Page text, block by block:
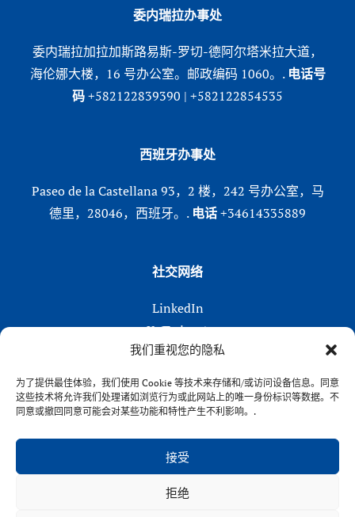
我们重视您的隐私
为了提供最佳体验，我们使用 Cookie 等技术来存储和/或访问设备信息。同意
这些技术将允许我们处理诸如浏览行为或此网站上的唯一身份标识等数据。不
同意或撤回同意可能会对某些功能和特性产生不利影响。.
接受
拒绝
委内瑞拉办事处
委内瑞拉加拉加斯路易斯-罗切-德阿尔塔米拉大道，
海伦娜大楼，16 号办公室。邮政编码 1060。. 电话号
码+582122839390 | +582122854535
西班牙办事处
Paseo de la Castellana 93，2 楼，242 号办公室，马
德里，28046，西班牙。. 电话+34614335889
社交网络
LinkedIn
X (Twitter)
Instagram
在 Facebook 上
VENFORT® 2026